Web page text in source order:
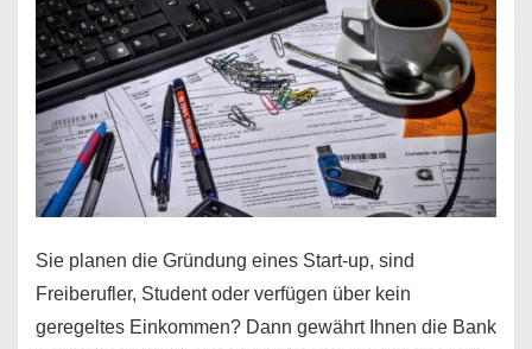
Sie planen die Gründung eines Start-up, sind
Freiberufler, Student oder verfügen über kein
geregeltes Einkommen? Dann gewährt Ihnen die Bank